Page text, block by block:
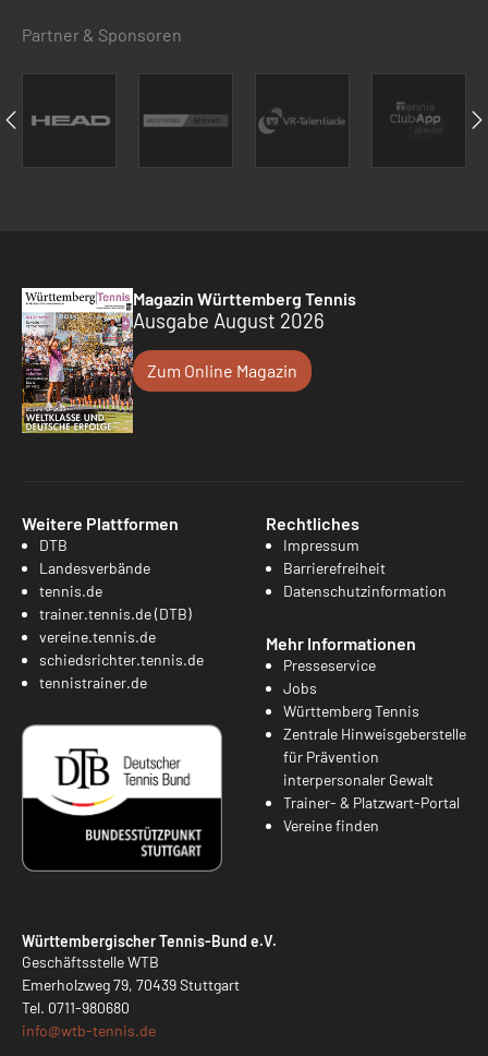
Partner & Sponsoren
Magazin Württemberg Tennis
Ausgabe August 2026
Zum Online Magazin
Weitere Plattformen
DTB
Landesverbände
tennis.de
trainer.tennis.de (DTB)
vereine.tennis.de
schiedsrichter.tennis.de
tennistrainer.de
Rechtliches
Impressum
Barrierefreiheit
Datenschutzinformation
Mehr Informationen
Presseservice
Jobs
Württemberg Tennis
Zentrale Hinweisgeberstelle
für Prävention
interpersonaler Gewalt
Trainer- & Platzwart-Portal
Vereine finden
Württembergischer Tennis-Bund e.V.
Geschäftsstelle WTB
Emerholzweg 79, 70439 Stuttgart
Tel. 0711-980680
info@wtb-tennis.de